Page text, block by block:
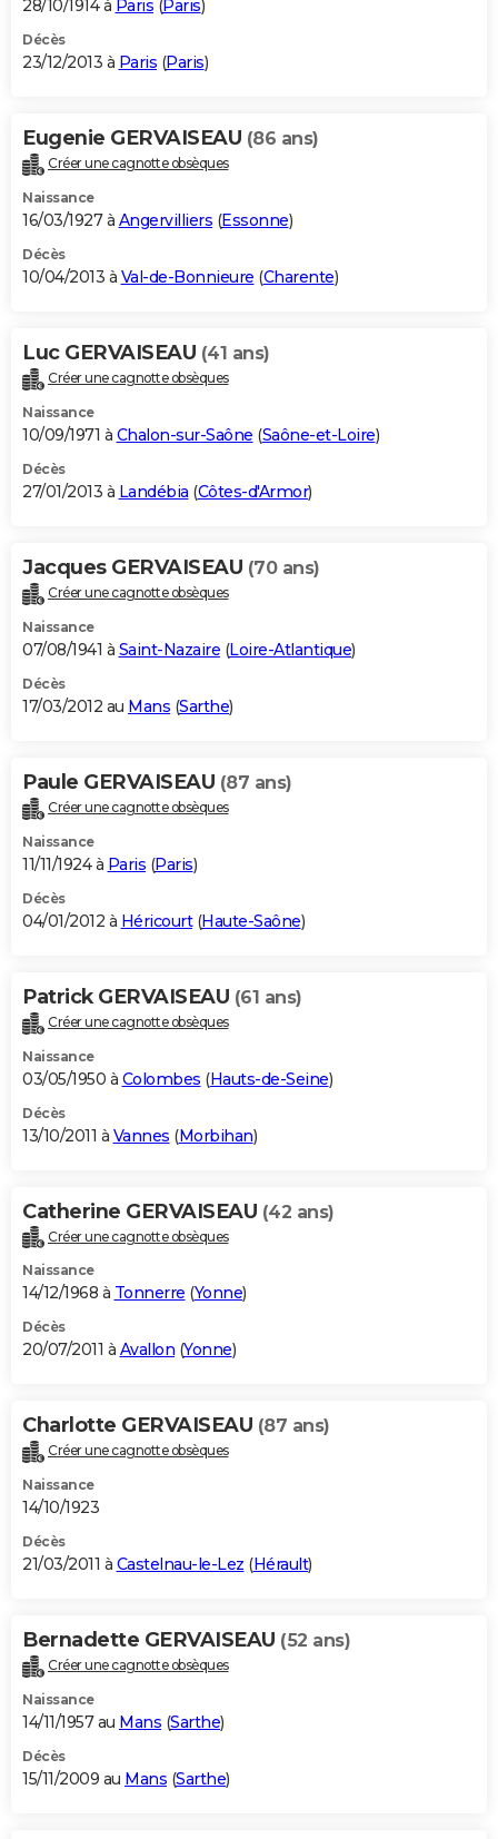
28/10/1914 à Paris (Paris)
Décès
23/12/2013 à Paris (Paris)
Eugenie GERVAISEAU (86 ans)
Créer une cagnotte obsèques
Naissance
16/03/1927 à Angervilliers (Essonne)
Décès
10/04/2013 à Val-de-Bonnieure (Charente)
Luc GERVAISEAU (41 ans)
Créer une cagnotte obsèques
Naissance
10/09/1971 à Chalon-sur-Saône (Saône-et-Loire)
Décès
27/01/2013 à Landébia (Côtes-d'Armor)
Jacques GERVAISEAU (70 ans)
Créer une cagnotte obsèques
Naissance
07/08/1941 à Saint-Nazaire (Loire-Atlantique)
Décès
17/03/2012 au Mans (Sarthe)
Paule GERVAISEAU (87 ans)
Créer une cagnotte obsèques
Naissance
11/11/1924 à Paris (Paris)
Décès
04/01/2012 à Héricourt(Haute-Saône)
Patrick GERVAISEAU (61 ans)
Créer une cagnotte obsèques
Naissance
03/05/1950 à Colombes (Hauts-de-Seine)
Décès
13/10/2011 à Vannes (Morbihan)
Catherine GERVAISEAU (42 ans)
Créer une cagnotte obsèques
Naissance
14/12/1968 à Tonnerre (Yonne)
Décès
20/07/2011 à Avallon (Yonne)
Charlotte GERVAISEAU (87 ans)
Créer une cagnotte obsèques
Naissance
14/10/1923
Décès
21/03/2011 à Castelnau-le-Lez (Hérault)
Bernadette GERVAISEAU (52 ans)
Créer une cagnotte obsèques
Naissance
14/11/1957 au Mans (Sarthe)
Décès
15/11/2009 au Mans (Sarthe)